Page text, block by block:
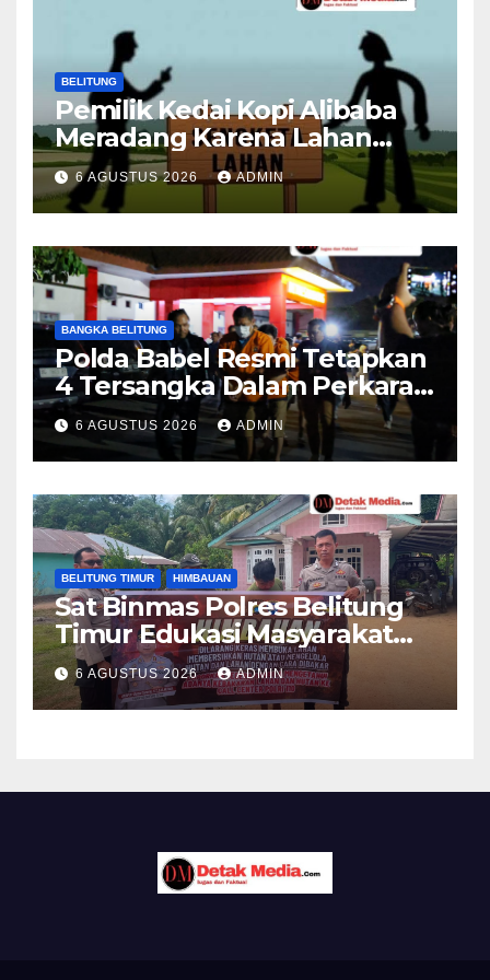
BELITUNG
Pemilik Kedai Kopi Alibaba
Meradang Karena Lahan
Usahanya Masuk Dalam
Objek Eksekusi
6 AGUSTUS 2026 ADMIN
BANGKA BELITUNG
Polda Babel Resmi Tetapkan
4 Tersangka Dalam Perkara
52,5 Ton Pasir Timah Ilegal Di
Belitung
6 AGUSTUS 2026 ADMIN
BELITUNG TIMUR HIMBAUAN
Sat Binmas Polres Belitung
Timur Edukasi Masyarakat
Desa Padang tentang
Bahaya Karhutla
6 AGUSTUS 2026 ADMIN